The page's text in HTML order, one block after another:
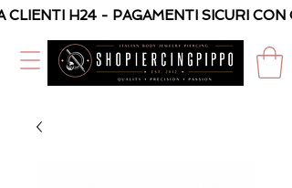
H24 - PAGAMENTI SICURI